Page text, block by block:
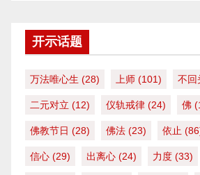
开示话题
万法唯心生 (28) 上师 (101) 不回
二元对立 (12) 仪轨戒律 (24) 佛
佛教节日 (28) 佛法 (23) 依止
信心 (29) 出离心 (24) 力度 (33)